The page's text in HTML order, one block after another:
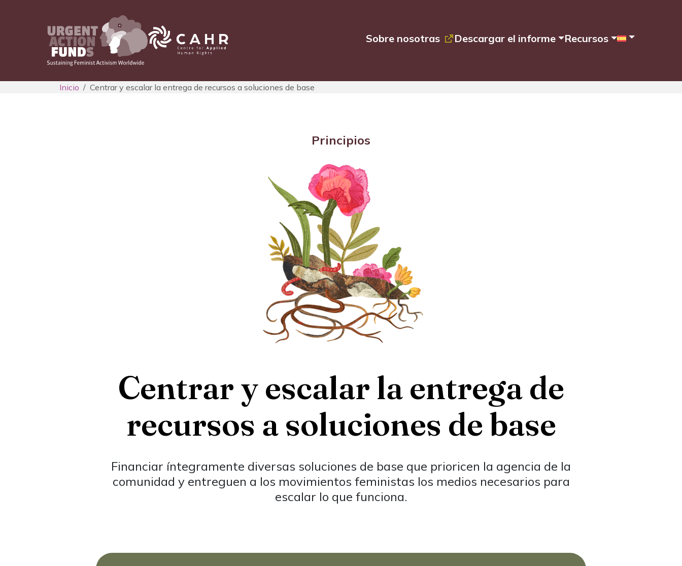
Sobre nosotras Descargar el informe Recursos
Inicio Centrar y escalar la entrega de recursos a soluciones de base
Principios
Centrar y escalar la entrega de
recursos a soluciones de base
Financiar íntegramente diversas soluciones de base que prioricen la agencia de la
comunidad y entreguen a los movimientos feministas los medios necesarios para
escalar lo que funciona.